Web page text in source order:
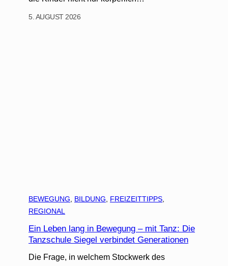
5. AUGUST 2026
BEWEGUNG BILDUNG FREIZEITTIPPS
REGIONAL
Ein Leben lang in Bewegung – mit Tanz: Die
Tanzschule Siegel verbindet Generationen
Die Frage, in welchem Stockwerk des